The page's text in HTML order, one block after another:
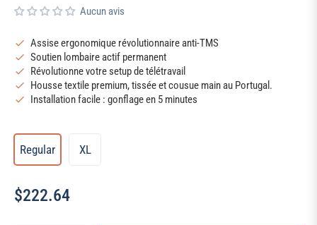
Aucun avis
Assise ergonomique révolutionnaire anti-TMS
Soutien lombaire actif permanent
Révolutionne votre setup de télétravail
Housse textile premium, tissée et cousue main au Portugal.
Installation facile : gonflage en 5 minutes
Regular XL
Regular
$222.64